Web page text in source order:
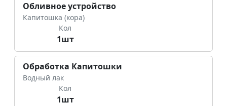
Обливное устройство
Капитошка (кора)
Кол
1шт
Обработка Капитошки
Водный лак
Кол
1шт